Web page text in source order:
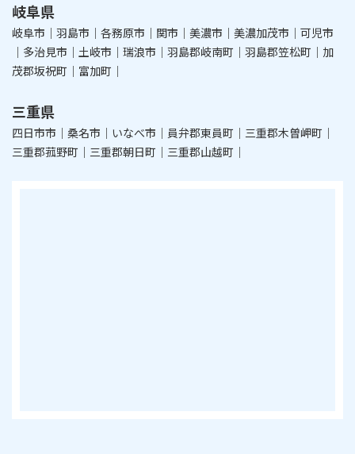
岐阜県
岐阜市｜羽島市｜各務原市｜関市｜美濃市｜美濃加茂市｜可児市
｜多治見市｜土岐市｜瑞浪市｜羽島郡岐南町｜羽島郡笠松町｜加
茂郡坂祝町｜富加町｜
三重県
四日市市｜桑名市｜いなべ市｜員弁郡東員町｜三重郡木曽岬町｜
三重郡菰野町｜三重郡朝日町｜三重郡山越町｜